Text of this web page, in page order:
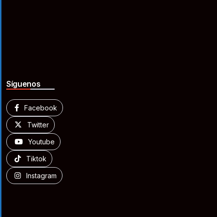
Síguenos
Facebook
Twitter
Youtube
Tiktok
Instagram